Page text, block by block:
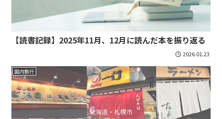
【読書記録】2025年11月、12月に読んだ本を振り返る
2026.01.23
国内旅行